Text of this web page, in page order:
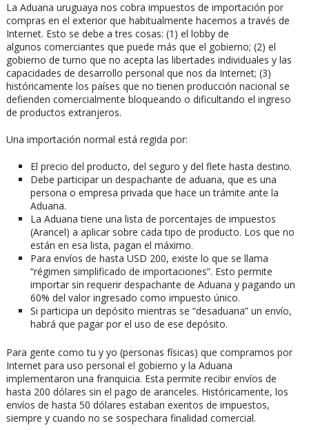
La Aduana uruguaya nos cobra impuestos de importación por
compras en el exterior que habitualmente hacemos a través de
Internet. Esto se debe a tres cosas: (1) el lobby de
algunos comerciantes que puede más que el gobierno; (2) el
gobierno de turno que no acepta las libertades individuales y las
capacidades de desarrollo personal que nos da Internet; (3)
históricamente los países que no tienen producción nacional se
defienden comercialmente bloqueando o dificultando el ingreso
de productos extranjeros.
Una importación normal está regida por:
El precio del producto, del seguro y del flete hasta destino.
Debe participar un despachante de aduana, que es una
persona o empresa privada que hace un trámite ante la
Aduana.
La Aduana tiene una lista de porcentajes de impuestos
(Arancel) a aplicar sobre cada tipo de producto. Los que no
están en esa lista, pagan el máximo.
Para envíos de hasta USD 200, existe lo que se llama
“régimen simplificado de importaciones”. Esto permite
importar sin requerir despachante de Aduana y pagando un
60% del valor ingresado como impuesto único.
Si participa un depósito mientras se “desaduana” un envío,
habrá que pagar por el uso de ese depósito.
Para gente como tu y yo (personas físicas) que compramos por
Internet para uso personal el gobierno y la Aduana
implementaron una franquicia. Esta permite recibir envíos de
hasta 200 dólares sin el pago de aranceles. Históricamente, los
envíos de hasta 50 dólares estaban exentos de impuestos,
siempre y cuando no se sospechara finalidad comercial.